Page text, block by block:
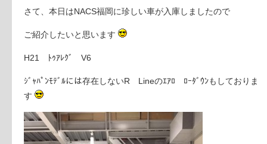
さて、本日はNACS福岡に珍しい車が入庫しましたので
ご紹介したいと思います
H21 ﾄｩｱﾚｸﾞ V6
ｼﾞｬﾊﾟﾝﾓﾃﾞﾙには存在しないR Lineのｴｱﾛ ﾛｰﾀﾞｳﾝもしておりま
す